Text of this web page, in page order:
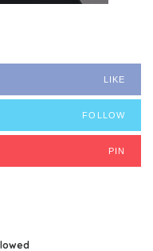
LIKE
FOLLOW
PIN